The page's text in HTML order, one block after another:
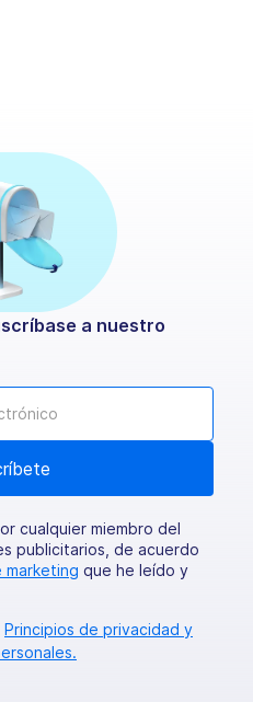
a nuestro
cualquier miembro del
publicitarios, de acuerdo
marketing que he leído y
Principios de privacidad y